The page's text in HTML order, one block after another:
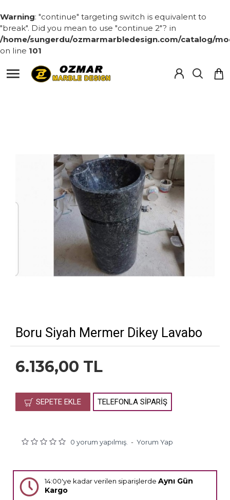
Warning: "continue" targeting switch is equivalent to
"break". Did you mean to use "continue 2"? in
/home/sungerdu/ozmarmarbledesign.com/catalog/
on line 101
Boru Siyah Mermer Dikey Lavabo
0 yorum yapılmış. - Yorum Yap
6.136,00 TL
SEPETE EKLE TELEFONLA SIPARIŞ
14:00'ye kadar verilen siparişlerde Aynı Gün
Kargo